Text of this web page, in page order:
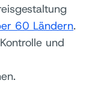
60 Ländern.
und